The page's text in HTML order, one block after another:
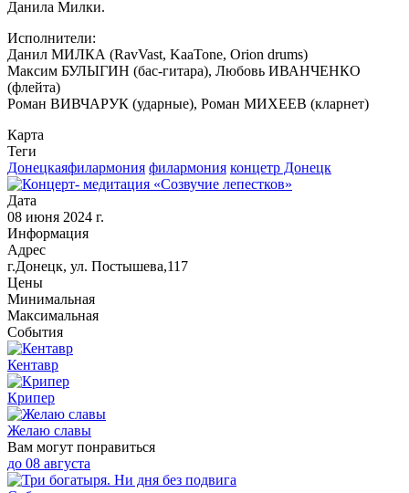
Данила Милки.
Исполнители:
Данил МИЛКА (RavVast, KaaTone, Orion drums)
Максим БУЛЫГИН (бас-гитара), Любовь ИВАНЧЕНКО
(флейта)
Роман ВИВЧАРУК (ударные), Роман МИХЕЕВ (кларнет)
Карта
Теги
Донецкаяфилармония филармония концетр Донецк
Дата
08 июня 2024 г.
Информация
Адрес
г.Донецк, ул. Постышева,117
Цены
Минимальная
Максимальная
События
Кентавр
Крипер
Желаю славы
Вам могут понравиться
до 08 августа